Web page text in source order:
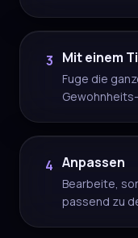
3 Mit einem
Fuge die
4 Anpassen
Bearbeite,
passend zu